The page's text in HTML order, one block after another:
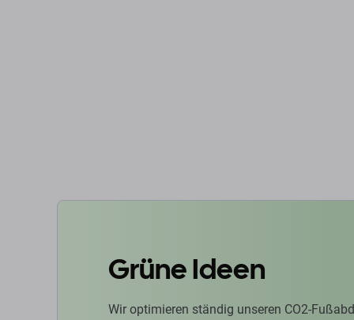
Grüne Ideen
Wir optimieren ständig unseren CO2-